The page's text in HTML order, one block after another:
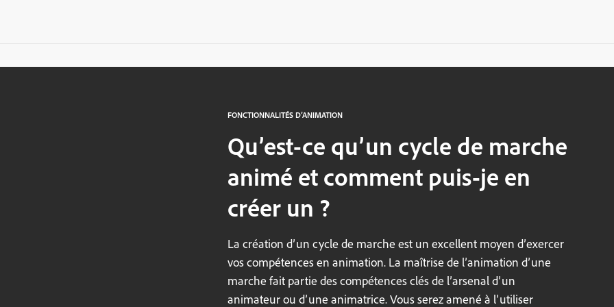
FONCTIONNALITÉS D’ANIMATION
Qu’est-ce qu’un cycle de marche
animé et comment puis-je en
créer un ?
La création d’un cycle de marche est un excellent moyen d’exercer
vos compétences en animation. La maîtrise de l’animation d’une
marche fait partie des compétences clés de l’arsenal d’un
animateur ou d’une animatrice. Vous serez amené à l’utiliser